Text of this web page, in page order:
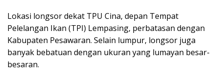
Lokasi longsor dekat TPU Cina, depan Tempat
Pelelangan Ikan (TPI) Lempasing, perbatasan dengan
Kabupaten Pesawaran. Selain lumpur, longsor juga
banyak bebatuan dengan ukuran yang lumayan besar-
besaran.